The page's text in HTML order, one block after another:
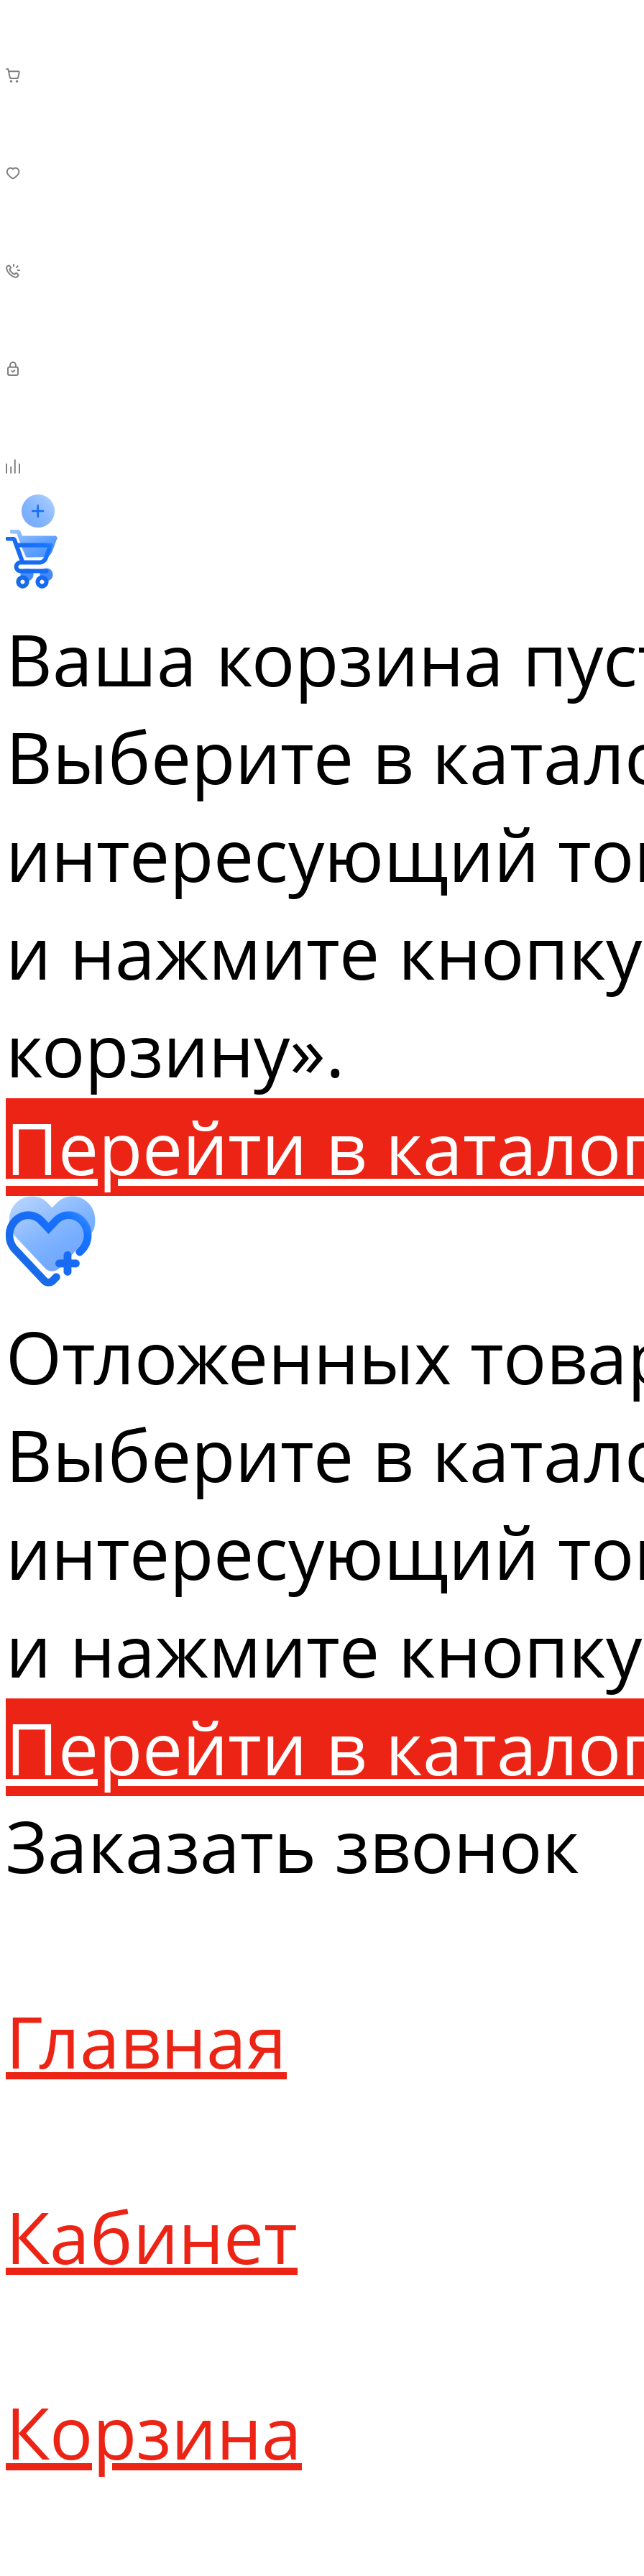
Ваша корзина
Выберите в
интересующий
и нажмите
корзину».
Перейти в
Отложенных
Выберите в
интересующий
и нажмите
Перейти в
Заказать звонок
Главная
Кабинет
Корзина